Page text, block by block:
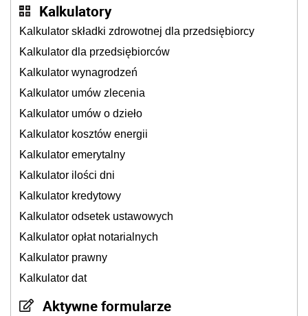
Kalkulatory
Kalkulator składki zdrowotnej dla przedsiębiorcy
Kalkulator dla przedsiębiorców
Kalkulator wynagrodzeń
Kalkulator umów zlecenia
Kalkulator umów o dzieło
Kalkulator kosztów energii
Kalkulator emerytalny
Kalkulator ilości dni
Kalkulator kredytowy
Kalkulator odsetek ustawowych
Kalkulator opłat notarialnych
Kalkulator prawny
Kalkulator dat
Aktywne formularze